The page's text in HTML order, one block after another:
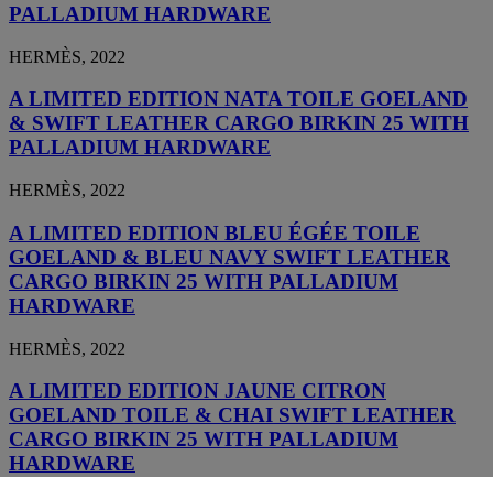
PALLADIUM HARDWARE
HERMÈS, 2022
A LIMITED EDITION NATA TOILE GOELAND
& SWIFT LEATHER CARGO BIRKIN 25 WITH
PALLADIUM HARDWARE
HERMÈS, 2022
A LIMITED EDITION BLEU ÉGÉE TOILE
GOELAND & BLEU NAVY SWIFT LEATHER
CARGO BIRKIN 25 WITH PALLADIUM
HARDWARE
HERMÈS, 2022
A LIMITED EDITION JAUNE CITRON
GOELAND TOILE & CHAI SWIFT LEATHER
CARGO BIRKIN 25 WITH PALLADIUM
HARDWARE